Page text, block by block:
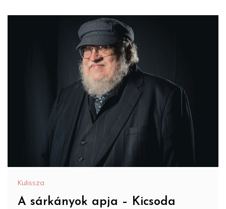
Kulissza
A sárkányok apja – Kicsoda